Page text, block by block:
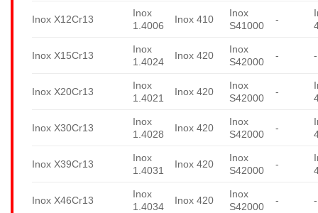
Inox X12Cr13
Inox
1.4006
Inox 410
Inox
S41000
-
Inox X15Cr13
Inox
1.4024
Inox 420
Inox
S42000
- -
Inox X20Cr13
Inox
1.4021
Inox 420
Inox
S42000
-
Inox X30Cr13
Inox
1.4028
Inox 420
Inox
S42000
-
Inox X39Cr13
Inox
1.4031
Inox 420
Inox
S42000
-
Inox X46Cr13
Inox
1.4034
Inox 420
Inox
S42000
- -